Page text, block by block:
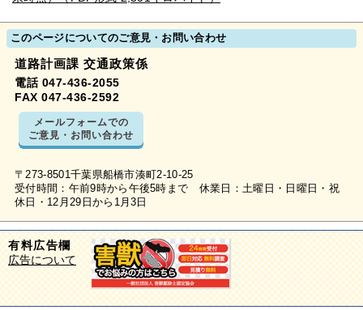
このページについてのご意見・お問い合わせ
道路計画課 交通政策係
電話 047-436-2055
FAX 047-436-2592
メールフォームでの
ご意見・お問い合わせ
〒273-8501千葉県船橋市湊町2-10-25
受付時間：午前9時から午後5時まで 休業日：土曜日・日曜日・祝
休日・12月29日から1月3日
有料広告欄
広告について